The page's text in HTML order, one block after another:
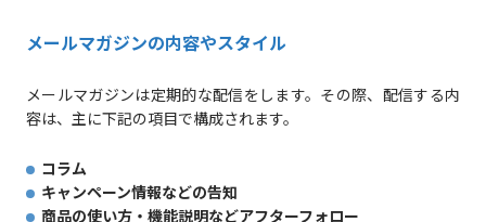
メールマガジンの内容やスタイル
メールマガジンは定期的な配信をします。その際、配信する内
容は、主に下記の項目で構成されます。
コラム
キャンペーン情報などの告知
商品の使い方・機能説明などアフターフォロー